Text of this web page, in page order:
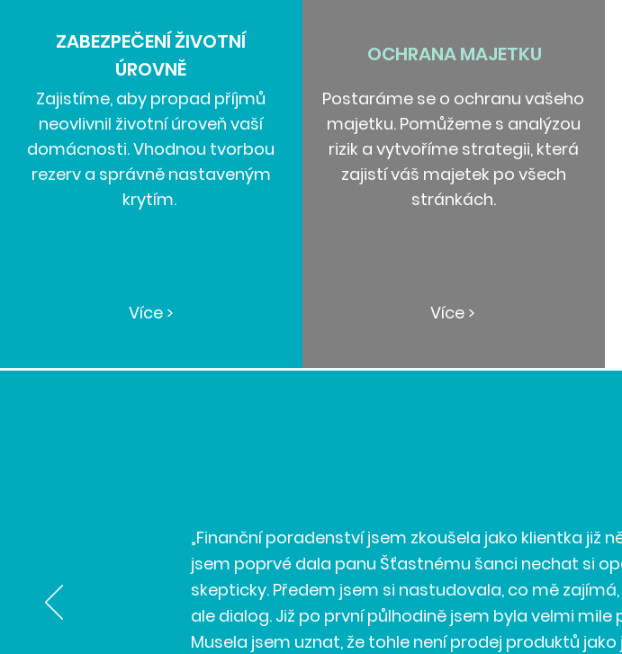
ZABEZPEČENÍ ŽIVOTNÍ
ÚROVNĚ
Zajistíme, aby propad příjmů
neovlivnil životní úroveň vaší
domácnosti. Vhodnou tvorbou
rezerv a správně nastaveným
krytím.
Více >
OCHRANA MAJETKU
Postaráme se o ochranu vašeho
majetku. Pomůžeme s analýzou
rizik a vytvoříme strategii, která
zajistí váš majetek po všech
stránkách.
Více >
„Finanční poradenství jsem zkoušela jako klientka již
jsem poprvé dala panu Šťastnému šanci nechat si
skepticky. Předem jsem si nastudovala, co mě
ale dialog. Již po první půlhodině jsem byla velmi
Musela jsem uznat, že tohle není prodej produktů